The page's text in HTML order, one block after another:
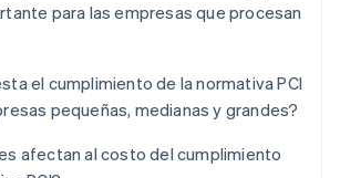
para las empresas que procesan
el cumplimiento de la normativa PCI
pequeñas, medianas y grandes?
afectan al costo del cumplimiento